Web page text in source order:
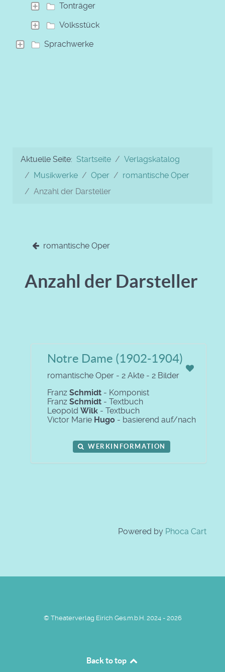
Tonträger
Volksstück
Sprachwerke
Aktuelle Seite: Startseite
Verlagskatalog
Musikwerke
Oper
romantische Oper
Anzahl der Darsteller
romantische Oper
Anzahl der Darsteller
Notre Dame (1902-1904)
romantische Oper - 2 Akte - 2 Bilder
Franz Schmidt - Komponist
Franz Schmidt - Textbuch
Leopold Wilk - Textbuch
Victor Marie Hugo - basierend auf/nach
WERKINFORMATION
Powered by Phoca Cart
© Theaterverlag Eirich Ges.m.b.H. 2024 - 2026
Back to top